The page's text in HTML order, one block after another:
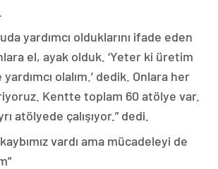
yardımcı olduklarını ifade eden
el, ayak olduk. ‘Yeter ki üretim
olalım.’ dedik. Onlara her
Kentte toplam 60 atölye var.
atölyede çalışıyor.” dedi.
vardı ama mücadeleyi de